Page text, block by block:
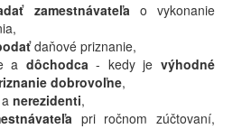
zamestnávateľao vykonanie
daňové priznanie,
a dôchodca- kedy jevýhodné
dobrovoľne,
nerezidenti,
pri ročnom zúčtovaní,